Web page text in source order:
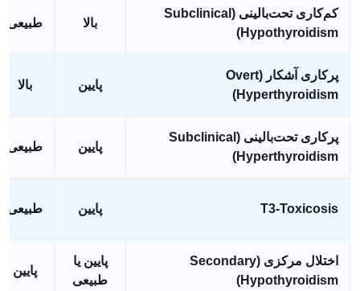
کم‌کاری تحت‌بالینی (Subclinical
Hypothyroidism)
بالا طبیعی
پرکاری آشکار (Overt
Hyperthyroidism)
پایین بالا
پرکاری تحت‌بالینی (Subclinical
Hyperthyroidism)
پایین طبیعی
T3-Toxicosis پایین طبیعی
اختلال مرکزی (Secondary
Hypothyroidism)
پایین یا
طبیعی
پایین